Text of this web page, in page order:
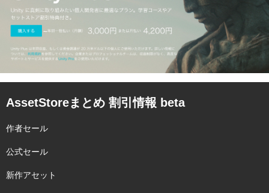
AssetStoreまとめ 割引情報 beta
作者セール
公式セール
新作アセット